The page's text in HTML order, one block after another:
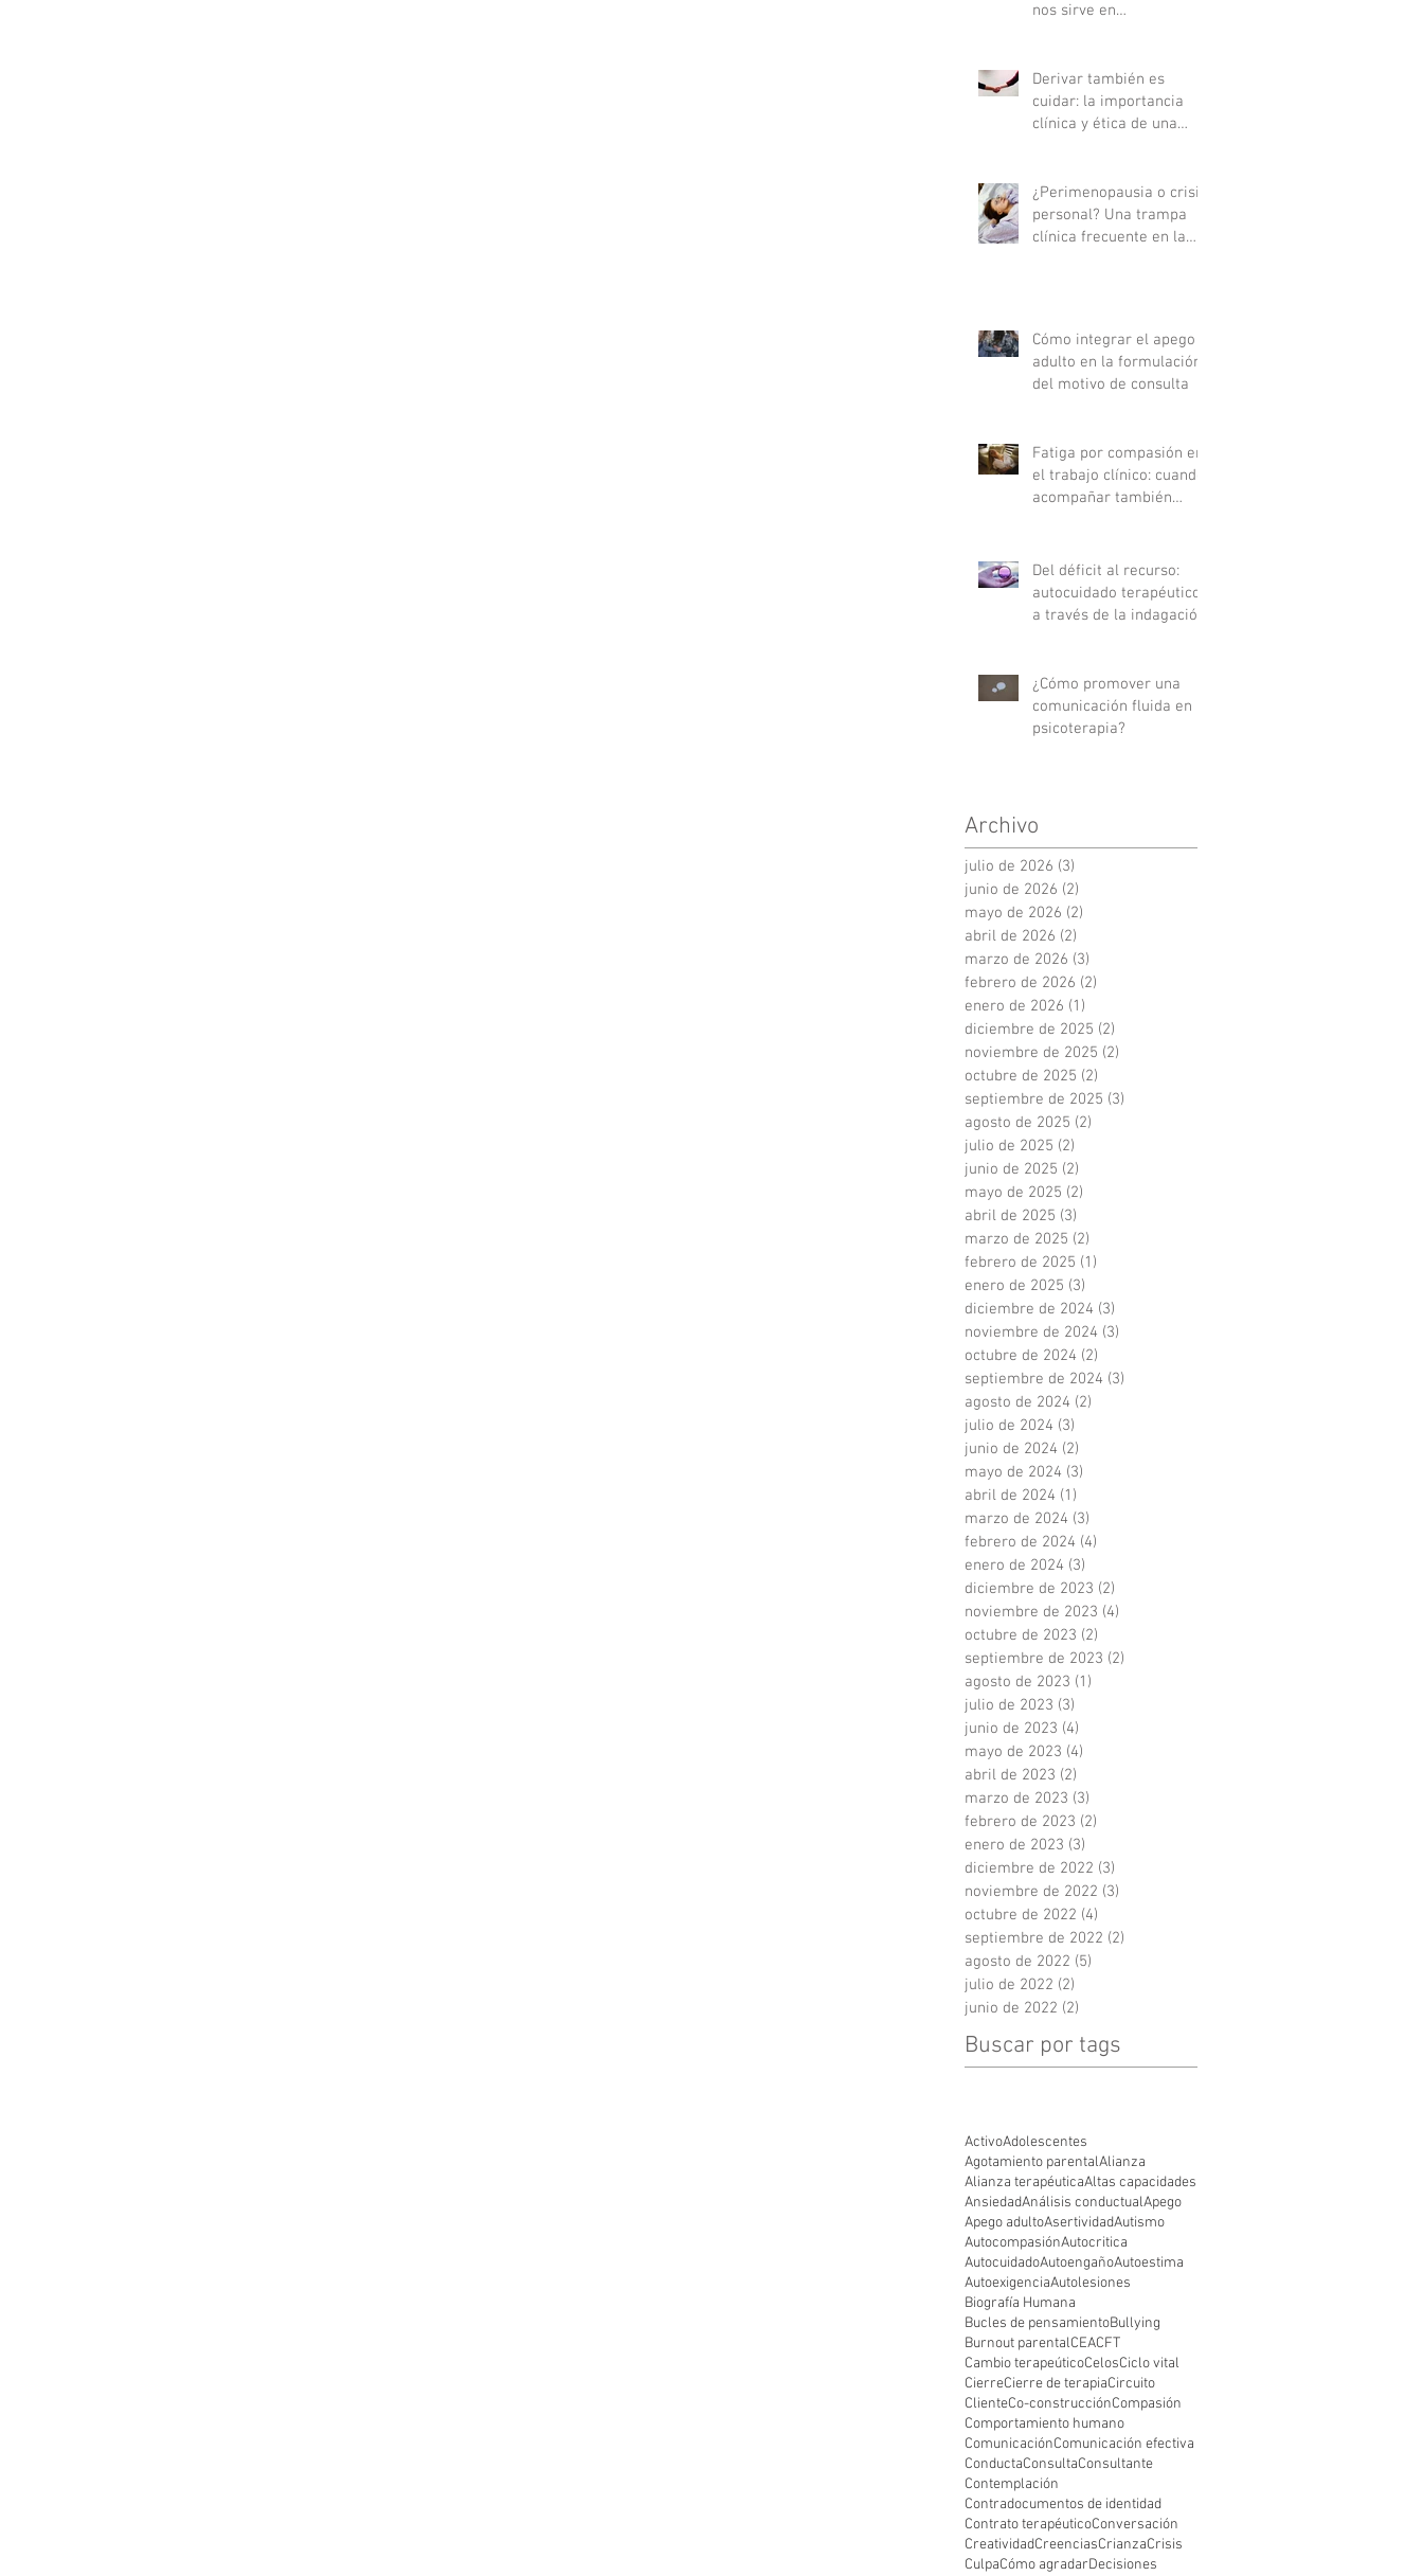
nos sirve en
Derivar también es
cuidar: la importancia
clínica y ética de una
¿Perimenopausia o crisis
personal? Una trampa
clínica frecuente en la
Cómo integrar el apego
adulto en la formulación
del motivo de consulta
Fatiga por compasión en
el trabajo clínico: cuando
acompañar también
Del déficit al recurso:
autocuidado terapéutico
a través de la indagación
¿Cómo promover una
comunicación fluida en
psicoterapia?
Archivo
julio de 2026 (3)
junio de 2026 (2)
mayo de 2026 (2)
abril de 2026 (2)
marzo de 2026 (3)
febrero de 2026 (2)
enero de 2026 (1)
diciembre de 2025 (2)
noviembre de 2025 (2)
octubre de 2025 (2)
septiembre de 2025 (3)
agosto de 2025 (2)
julio de 2025 (2)
junio de 2025 (2)
mayo de 2025 (2)
abril de 2025 (3)
marzo de 2025 (2)
febrero de 2025 (1)
enero de 2025 (3)
diciembre de 2024 (3)
noviembre de 2024 (3)
octubre de 2024 (2)
septiembre de 2024 (3)
agosto de 2024 (2)
julio de 2024 (3)
junio de 2024 (2)
mayo de 2024 (3)
abril de 2024 (1)
marzo de 2024 (3)
febrero de 2024 (4)
enero de 2024 (3)
diciembre de 2023 (2)
noviembre de 2023 (4)
octubre de 2023 (2)
septiembre de 2023 (2)
agosto de 2023 (1)
julio de 2023 (3)
junio de 2023 (4)
mayo de 2023 (4)
abril de 2023 (2)
marzo de 2023 (3)
febrero de 2023 (2)
enero de 2023 (3)
diciembre de 2022 (3)
noviembre de 2022 (3)
octubre de 2022 (4)
septiembre de 2022 (2)
agosto de 2022 (5)
julio de 2022 (2)
junio de 2022 (2)
Buscar por tags
ActivoAdolescentes
Agotamiento parentalAlianza
Alianza terapéuticaAltas capacidades
AnsiedadAnálisis conductualApego
Apego adultoAsertividadAutismo
AutocompasiónAutocritica
AutocuidadoAutoengañoAutoestima
AutoexigenciaAutolesiones
Biografía Humana
Bucles de pensamientoBullying
Burnout parentalCEACFT
Cambio terapeúticoCelosCiclo vital
CierreCierre de terapiaCircuito
ClienteCo-construcciónCompasión
Comportamiento humano
ComunicaciónComunicación efectiva
ConductaConsultaConsultante
Contemplación
Contradocumentos de identidad
Contrato terapéuticoConversación
CreatividadCreenciasCrianzaCrisis
CulpaCómo agradarDecisiones